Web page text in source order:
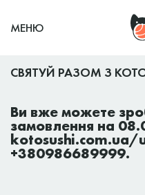
МЕНЮ
СВЯТУЙ РАЗОМ З
Ви вже можете
замовлення на
kotosushi.com.ua/
+380986689999.